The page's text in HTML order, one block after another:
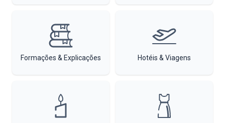
Formações & Explicações Hotéis & Viagens